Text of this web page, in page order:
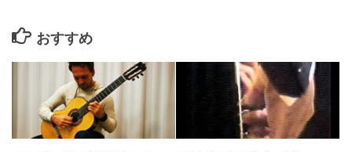
おすすめ